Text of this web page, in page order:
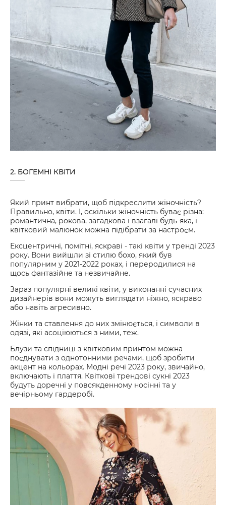
2. БОГЕМНІ КВІТИ
Який принт вибрати, щоб підкреслити жіночність?
Правильно, квіти. І, оскільки жіночність буває різна:
романтична, рокова, загадкова і взагалі будь-яка, і
квітковий малюнок можна підібрати за настроєм.
Ексцентричні, помітні, яскраві - такі квіти у тренді 2023
року. Вони вийшли зі стилю бохо, який був
популярним у 2021-2022 роках, і переродилися на
щось фантазійне та незвичайне.
Зараз популярні великі квіти, у виконанні сучасних
дизайнерів вони можуть виглядати ніжно, яскраво
або навіть агресивно.
Жінки та ставлення до них змінюється, і символи в
одязі, які асоціюються з ними, теж.
Блузи та спідниці з квітковим принтом можна
поєднувати з однотонними речами, щоб зробити
акцент на кольорах. Модні речі 2023 року, звичайно,
включають і плаття. Квіткові трендові сукні 2023
будуть доречні у повсякденному носінні та у
вечірньому гардеробі.